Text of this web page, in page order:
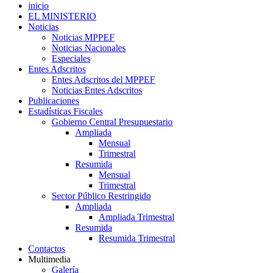
inicio
EL MINISTERIO
Noticias
Noticias MPPEF
Noticias Nacionales
Especiales
Entes Adscritos
Entes Adscritos del MPPEF
Noticias Entes Adscritos
Publicaciones
Estadísticas Fiscales
Gobierno Central Presupuestario
Ampliada
Mensual
Trimestral
Resumida
Mensual
Trimestral
Sector Público Restringido
Ampliada
Ampliada Trimestral
Resumida
Resumida Trimestral
Contactos
Multimedia
Galería